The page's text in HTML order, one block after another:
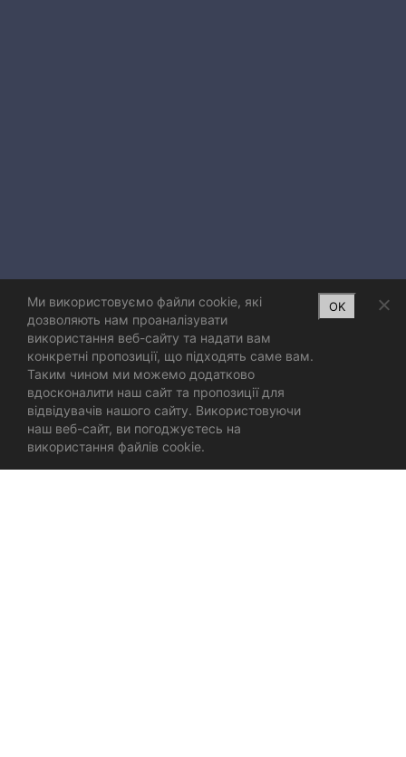
Ми використовуємо файли cookie, які
дозволяють нам проаналізувати
використання веб-сайту та надати вам
конкретні пропозиції, що підходять саме вам.
Таким чином ми можемо додатково
вдосконалити наш сайт та пропозиції для
відвідувачів нашого сайту. Використовуючи
наш веб-сайт, ви погоджуєтесь на
використання файлів cookie.
OK